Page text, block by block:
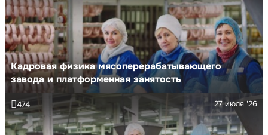
Кадровая физика мясоперерабатывающего
завода и платформенная занятость
27 июля '26
474